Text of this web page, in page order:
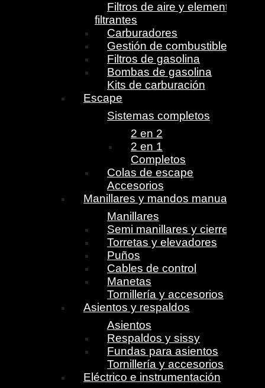
Filtros de aire y elementos
filtrantes
Carburadores
Gestión de combustible
Filtros de gasolina
Bombas de gasolina
Kits de carburación
Escape
Sistemas completos
2 en 2
2 en 1
Completos
Colas de escape
Accesorios
Manillares y mandos manuales
Manillares
Semi manillares y cierres
Torretas y elevadores
Puños
Cables de control
Manetas
Tornillería y accesorios
Asientos y respaldos
Asientos
Respaldos y sissy
Fundas para asientos
Tornillería y accesorios
Eléctrico e instrumentación